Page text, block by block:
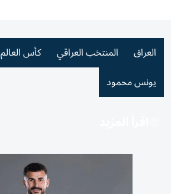
العراق المنتخب العراقي
كأس العالم 2026
يونس محمود